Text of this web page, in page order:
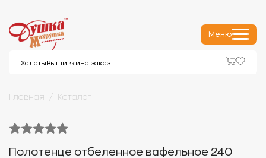
Меню
Халаты Вышивки На заказ
Главная Каталог
Полотенце отбеленное вафельное 240